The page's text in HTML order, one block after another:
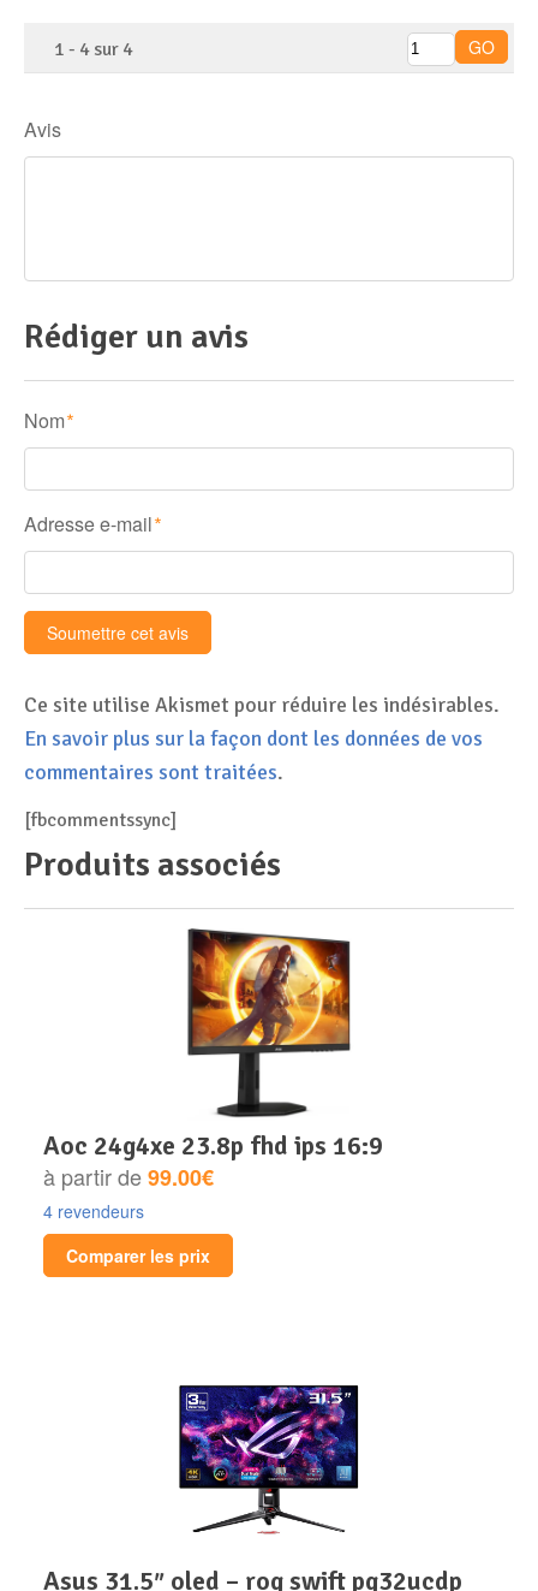
1 - 4 sur 4
Avis
Rédiger un avis
Nom *
Adresse e-mail *
Ce site utilise Akismet pour réduire les indésirables.
En savoir plus sur la façon dont les données de vos
commentaires sont traitées.
[fbcommentssync]
Produits associés
aoc 24g4xe 23.8p fhd ips 16:9
à partir de99.00€
4 revendeurs
Comparer les prix
asus 31.5″ oled – rog swift pg32ucdp